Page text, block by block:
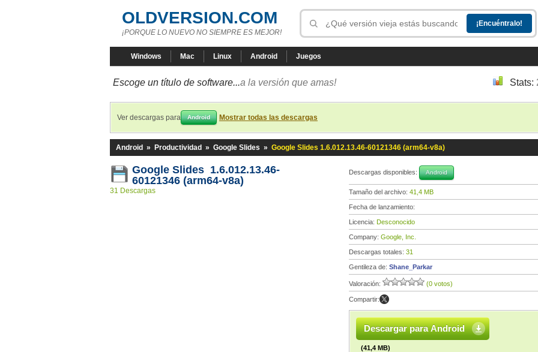
OLDVERSION.COM
¡PORQUE LO NUEVO NO SIEMPRE ES MEJOR!
Windows Mac Linux Android Juegos
Escoge un título de software...a la versión que amas! Stats:
Ver descargas para Android Mostrar todas las descargas
Android » Productividad » Google Slides » Google Slides 1.6.012.13.46-60121346 (arm64-v8a)
Google Slides 1.6.012.13.46-
60121346 (arm64-v8a)
31 Descargas
Descargas disponibles: Android
Tamaño del archivo: 41,4 MB
Fecha de lanzamiento:
Licencia: Desconocido
Company: Google, Inc.
Descargas totales: 31
Gentileza de: Shane_Parkar
Valoración: (0 votos)
Compartir:
Descargar para Android
(41,4 MB)